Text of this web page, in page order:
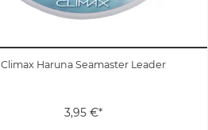
Climax Haruna Seamaster Leader
3,95 €*